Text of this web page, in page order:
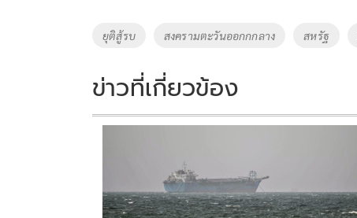
b
o
k
er y
Li
k
Tags
ยุติสู้รบ สงครามตะวันออกกกลาง สหรัฐ
ข่าวที่เกี่ยวข้อง